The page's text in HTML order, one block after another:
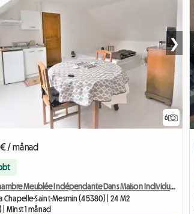
6
❯
/ månad
Chambre Meublée Indépendante Dans Maison Individuelle
Chapelle-Saint-Mesmin (45380) | 24 M2
| Minst 1 månad